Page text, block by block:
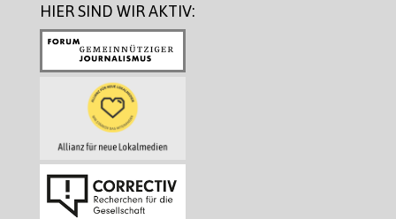
HIER SIND WIR AKTIV: